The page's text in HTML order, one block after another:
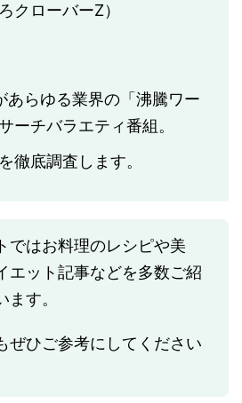
クローバーZ）
あらゆる業界の「沸騰ワー
ーチバラエティ番組。
徹底調査します。
ではお料理のレシピや美
エット記事などを多数ご紹
ます。
ぜひご参考にしてください